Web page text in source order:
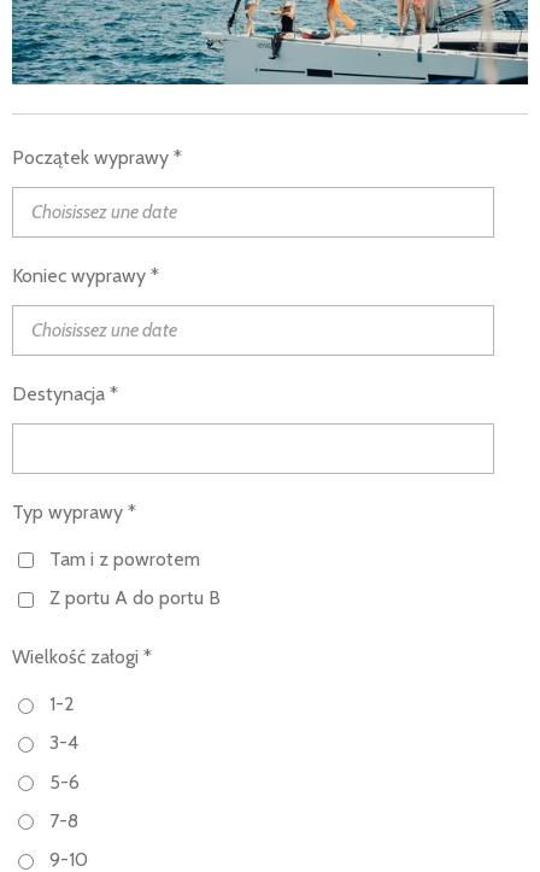
Początek wyprawy *
Koniec wyprawy *
Destynacja *
Typ wyprawy *
Tam i z powrotem
Z portu A do portu B
Wielkość załogi *
1-2
3-4
5-6
7-8
9-10